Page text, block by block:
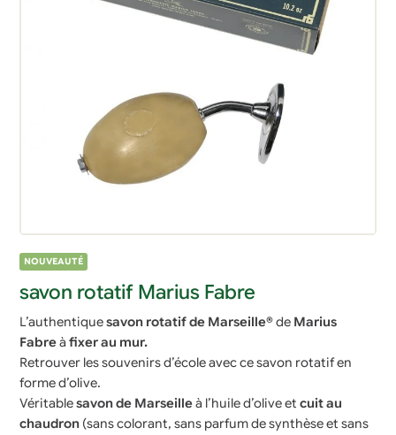
NOUVEAUTÉ
savon rotatif Marius Fabre
L’authentiquesavon rotatif de Marseille®de Marius
Fabreàfixer au mur.
Retrouver les souvenirs d’école avec ce savon rotatif en
forme d’olive.
Véritablesavon de Marseilleà l’huile d’olive etcuit au
chaudron (sans colorant, sans parfum de synthèse et sans